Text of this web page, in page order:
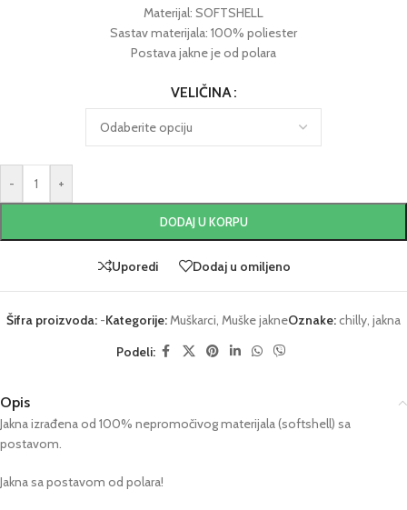
Materijal: SOFTSHELL
Sastav materijala: 100% poliester
Postava jakne je od polara
VELIČINA
- +
DODAJ U KORPU
Uporedi Dodaj u omiljeno
Šifra proizvoda: -Kategorije:Muškarci, Muške jakneOznake:chilly, jakna
Podeli:
Opis
Jakna izrađena od 100% nepromočivog materijala (softshell) sa
postavom.
Jakna sa postavom od polara!